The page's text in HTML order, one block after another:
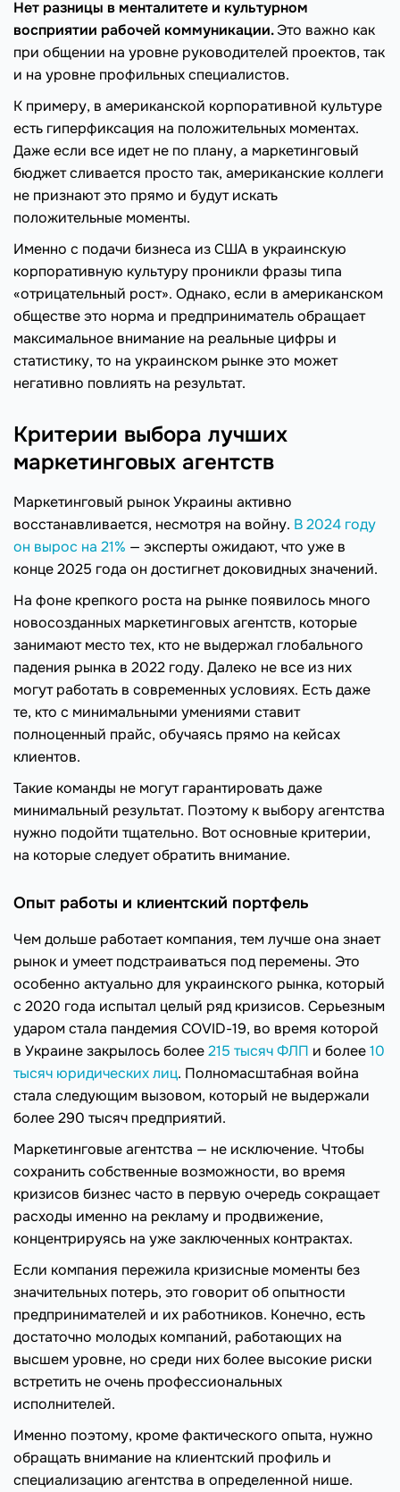
Нет разницы в менталитете и культурном
восприятии рабочей коммуникации.Это важно как
при общении на уровне руководителей проектов, так
и на уровне профильных специалистов.
К примеру, в американской корпоративной культуре
есть гиперфиксация на положительных моментах.
Даже если все идет не по плану, а маркетинговый
бюджет сливается просто так, американские коллеги
не признают это прямо и будут искать
положительные моменты.
Именно с подачи бизнеса из США в украинскую
корпоративную культуру проникли фразы типа
«отрицательный рост». Однако, если в американском
обществе это норма и предприниматель обращает
максимальное внимание на реальные цифры и
статистику, то на украинском рынке это может
негативно повлиять на результат.
Критерии выбора лучших
маркетинговых агентств
Маркетинговый рынок Украины активно
восстанавливается, несмотря на войну. В 2024 году
он вырос на 21% — эксперты ожидают, что уже в
конце 2025 года он достигнет доковидных значений.
На фоне крепкого роста на рынке появилось много
новосозданных маркетинговых агентств, которые
занимают место тех, кто не выдержал глобального
падения рынка в 2022 году. Далеко не все из них
могут работать в современных условиях. Есть даже
те, кто с минимальными умениями ставит
полноценный прайс, обучаясь прямо на кейсах
клиентов.
Такие команды не могут гарантировать даже
минимальный результат. Поэтому к выбору агентства
нужно подойти тщательно. Вот основные критерии,
на которые следует обратить внимание.
Опыт работы и клиентский портфель
Чем дольше работает компания, тем лучше она знает
рынок и умеет подстраиваться под перемены. Это
особенно актуально для украинского рынка, который
с 2020 года испытал целый ряд кризисов. Серьезным
ударом стала пандемия COVID-19, во время которой
в Украине закрылось более215 тысяч ФЛП и более10
тысяч юридических лиц. Полномасштабная война
стала следующим вызовом, который не выдержали
более 290 тысяч предприятий.
Маркетинговые агентства — не исключение. Чтобы
сохранить собственные возможности, во время
кризисов бизнес часто в первую очередь сокращает
расходы именно на рекламу и продвижение,
концентрируясь на уже заключенных контрактах.
Если компания пережила кризисные моменты без
значительных потерь, это говорит об опытности
предпринимателей и их работников. Конечно, есть
достаточно молодых компаний, работающих на
высшем уровне, но среди них более высокие риски
встретить не очень профессиональных
исполнителей.
Именно поэтому, кроме фактического опыта, нужно
обращать внимание на клиентский профиль и
специализацию агентства в определенной нише.